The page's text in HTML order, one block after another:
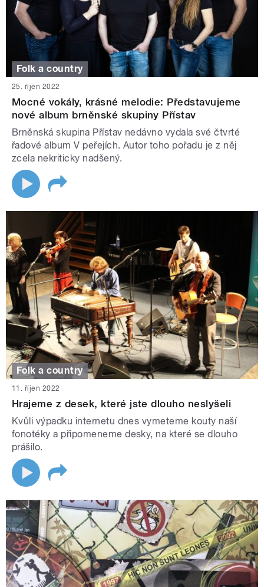
Folk a country
25. říjen 2022
Mocné vokály, krásné melodie: Představujeme
nové album brněnské skupiny Přístav
Brněnská skupina Přístav nedávno vydala své čtvrté
řadové album V peřejích. Autor toho pořadu je z něj
zcela nekriticky nadšený.
Folk a country
11. říjen 2022
Hrajeme z desek, které jste dlouho neslyšeli
Kvůli výpadku internetu dnes vymeteme kouty naší
fonotéky a připomeneme desky, na které se dlouho
prášilo.